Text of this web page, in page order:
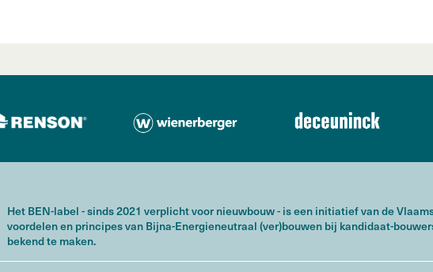
Het BEN-label - sinds 2021 verplicht voor nieuwbouw - is een initiatief van de
voordelen en principes van Bijna-Energieneutraal (ver)bouwen bij kandidaat-
bekend te maken.